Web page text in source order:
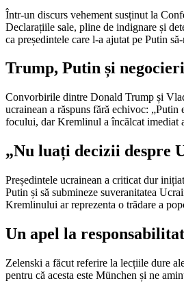
Într-un discurs vehement susținut la
Declarațiile sale, pline de indignare și
ca președintele care l-a ajutat pe Putin
Trump, Putin și
Convorbirile dintre Donald Trump și
ucrainean a răspuns fără echivoc:
focului, dar Kremlinul a încălcat imediat
„Nu luați decizii despre
Președintele ucrainean a criticat dur
Putin și să submineze suveranitatea
Kremlinului ar reprezenta o trădare a
Un apel la
Zelenski a făcut referire la lecțiile dure
pentru că acesta este München și ne